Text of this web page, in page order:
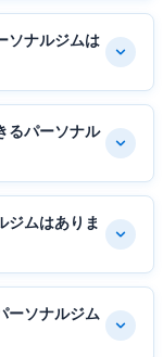
ソナルジムは
るパーソナル
ジムはありま
ーソナルジム